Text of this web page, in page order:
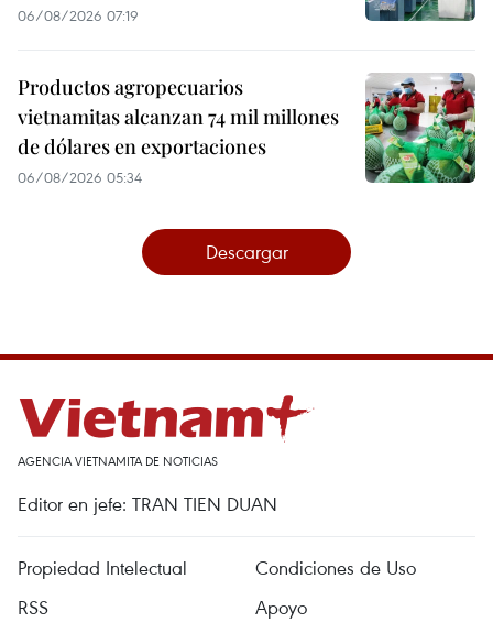
06/08/2026 07:19
Productos agropecuarios
vietnamitas alcanzan 74 mil millones
de dólares en exportaciones
06/08/2026 05:34
Descargar
AGENCIA VIETNAMITA DE NOTICIAS
Editor en jefe: TRAN TIEN DUAN
Propiedad Intelectual
Condiciones de Uso
RSS
Apoyo